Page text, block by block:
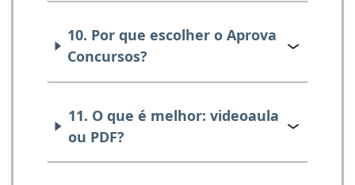
10. Por que escolher o Aprova
Concursos?
11. O que é melhor: videoaula
ou PDF?